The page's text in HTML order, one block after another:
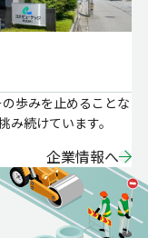
歩みを止めることな
み続けています。
企業情報へ